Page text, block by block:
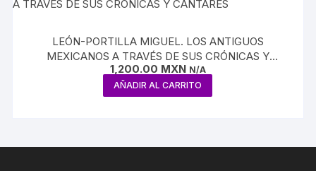
LEÓN-PORTILLA MIGUEL. LOS ANTIGUOS
MEXICANOS A TRAVÉS DE SUS CRÓNICAS Y
CANTARES
1,200.00 MXN N/A
AÑADIR AL CARRITO